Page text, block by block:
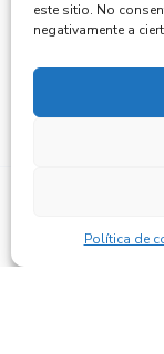
este sitio. No
negativamente a
Política de
Al suscribirte, aceptas
© 2024